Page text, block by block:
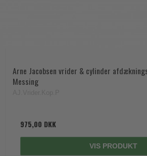
Arne Jacobsen vrider & cylinder
Messing
975,00 DKK
VIS PRODUKT